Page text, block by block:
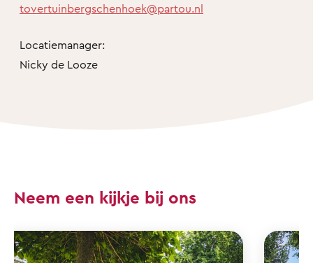
tovertuinbergschenhoek@partou.nl
Locatiemanager:
Nicky de Looze
Neem een kijkje bij ons